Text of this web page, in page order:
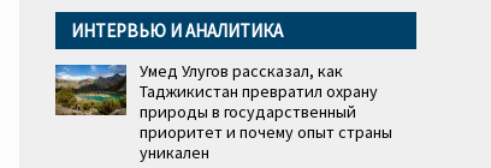
ИНТЕРВЬЮ И АНАЛИТИКА
Умед Улугов рассказал, как
Таджикистан превратил охрану
природы в государственный
приоритет и почему опыт страны
уникален